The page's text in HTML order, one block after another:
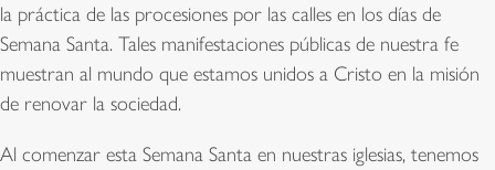
la práctica de las procesiones por las calles en los días de
Semana Santa. Tales manifestaciones públicas de nuestra fe
muestran al mundo que estamos unidos a Cristo en la misión
de renovar la sociedad.
Al comenzar esta Semana Santa en nuestras iglesias, tenemos